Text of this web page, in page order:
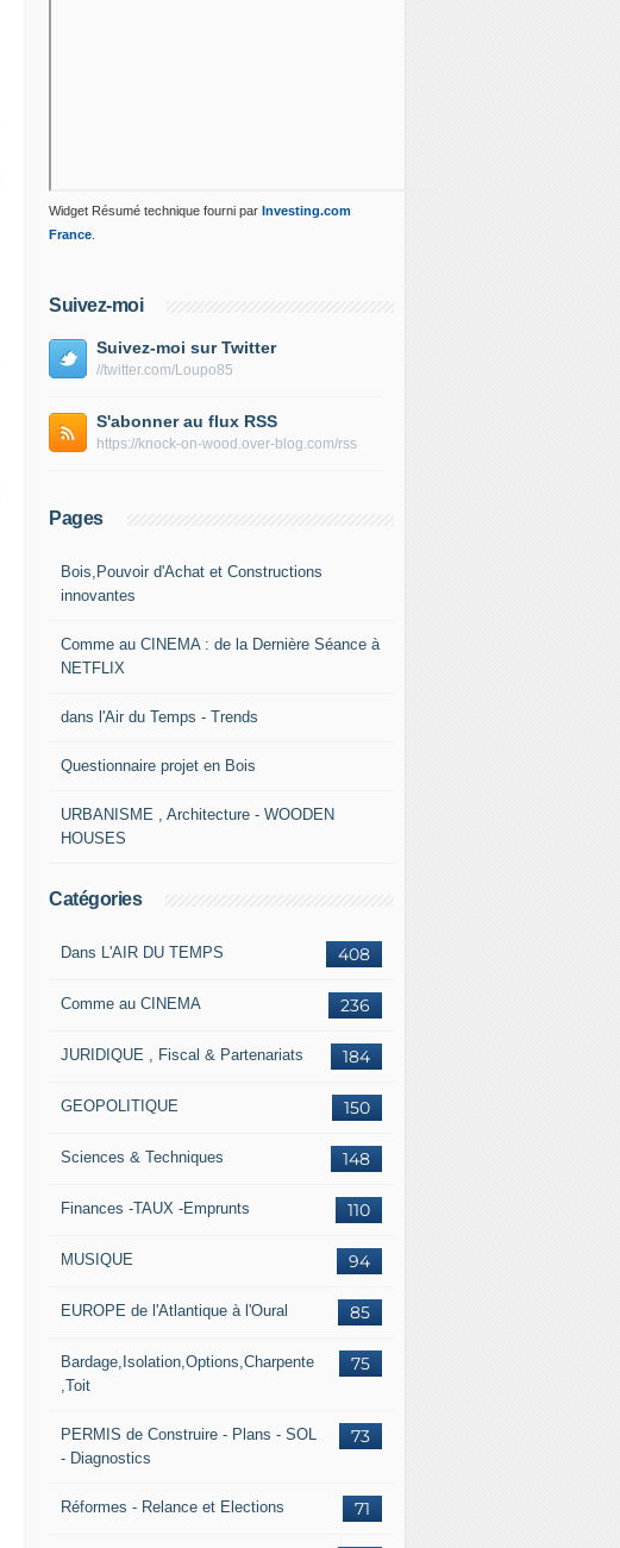
Widget Résumé technique fourni par Investing.com
France
Suivez-moi
Suivez-moi sur Twitter
//twitter.com/Loupo85
S'abonner au flux RSS
https://knock-on-wood.over-blog.com/rss
Pages
Bois,Pouvoir d'Achat et Constructions
innovantes
Comme au CINEMA : de la Dernière Séance à
NETFLIX
dans l'Air du Temps - Trends
Questionnaire projet en Bois
URBANISME , Architecture - WOODEN
HOUSES
Catégories
408
Dans L'AIR DU TEMPS
236
Comme au CINEMA
184
JURIDIQUE , Fiscal & Partenariats
150
GEOPOLITIQUE
148
Sciences & Techniques
110
Finances -TAUX -Emprunts
94
MUSIQUE
85
EUROPE de l'Atlantique à l'Oural
75
Bardage,Isolation,Options,Charpente
,Toit
73
PERMIS de Construire - Plans - SOL
- Diagnostics
71
Réformes - Relance et Elections